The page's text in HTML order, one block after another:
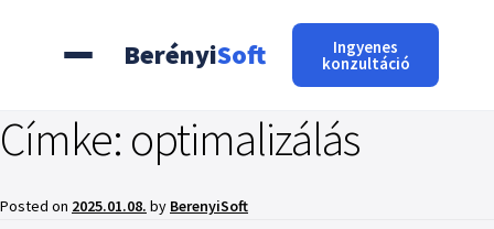
BerényiSoft Ingyenes
konzultáció
Címke: optimalizálás
Posted on 2025.01.08. by BerenyiSoft